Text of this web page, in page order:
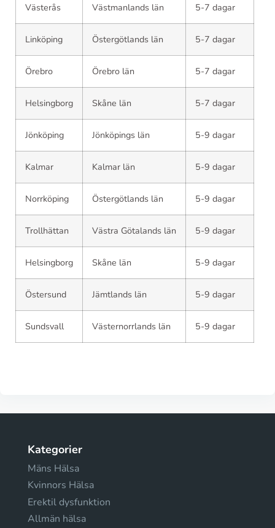
Västerås Västmanlands län 5-7 dagar
Linköping Östergötlands län 5-7 dagar
Örebro Örebro län 5-7 dagar
Helsingborg Skåne län 5-7 dagar
Jönköping Jönköpings län 5-9 dagar
Kalmar Kalmar län 5-9 dagar
Norrköping Östergötlands län 5-9 dagar
Trollhättan Västra Götalands län 5-9 dagar
Helsingborg Skåne län 5-9 dagar
Östersund Jämtlands län 5-9 dagar
Sundsvall Västernorrlands län 5-9 dagar
Kategorier
Mäns Hälsa
Kvinnors Hälsa
Erektil dysfunktion
Allmän hälsa